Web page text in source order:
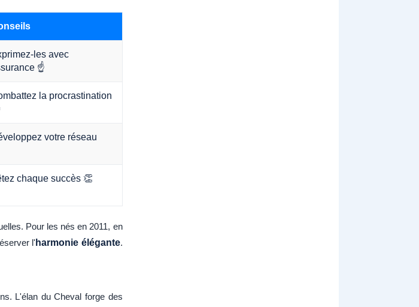
les avec
☝️
la procrastination
votre réseau
chaque succès 👏
Pour les nés en 2011, en
l' harmonie élégante.
L'élan du Cheval forge des